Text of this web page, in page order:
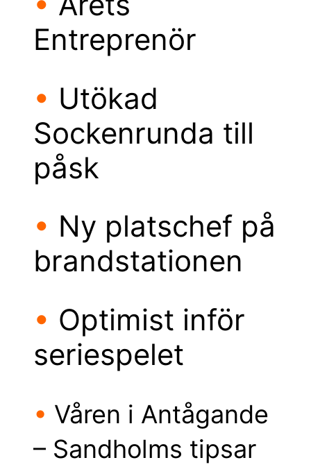
Entreprenör
• Utökad
Sockenrunda till
påsk
• Ny platschef på
brandstationen
• Optimist inför
seriespelet
• Våren i Antågande
– Sandholms tipsar